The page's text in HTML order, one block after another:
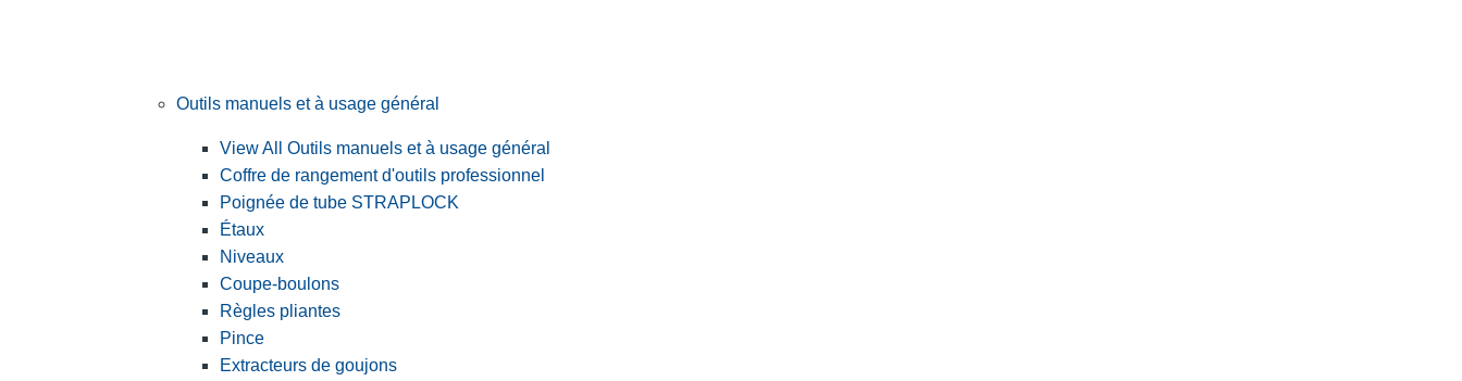
Outils manuels et à usage général
View All Outils manuels et à usage général
Coffre de rangement d'outils professionnel
Poignée de tube STRAPLOCK
Étaux
Niveaux
Coupe-boulons
Règles pliantes
Pince
Extracteurs de goujons